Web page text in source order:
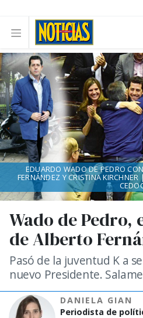
Wado de Pedro,
de Alberto
Pasó de la juventud K a
nuevo Presidente.
DANIELA GIAN
Periodista de
EDUARDO WADO DE PEDRO
FERNÁNDEZ Y CRISTINA